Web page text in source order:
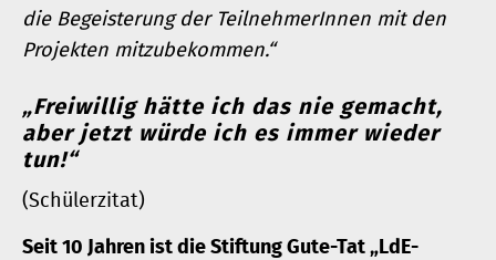
die Begeisterung der TeilnehmerInnen mit den
Projekten mitzubekommen.“
„Freiwillig hätte ich das nie gemacht,
aber jetzt würde ich es immer wieder
tun!“
(Schülerzitat)
Seit 10 Jahren ist die Stiftung Gute-Tat „LdE-